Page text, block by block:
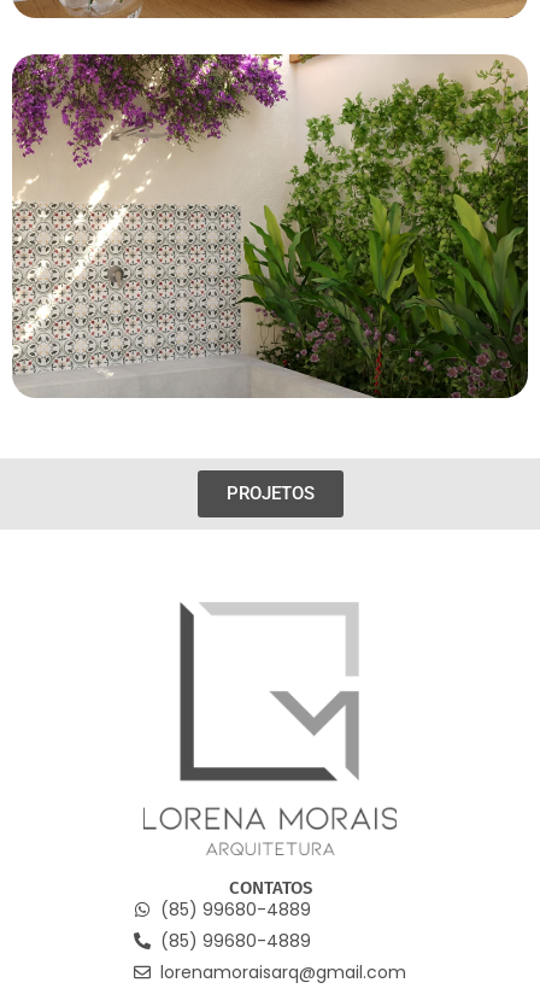
PROJETOS
CONTATOS
(85) 99680-4889
(85) 99680-4889
lorenamoraisarq@gmail.com